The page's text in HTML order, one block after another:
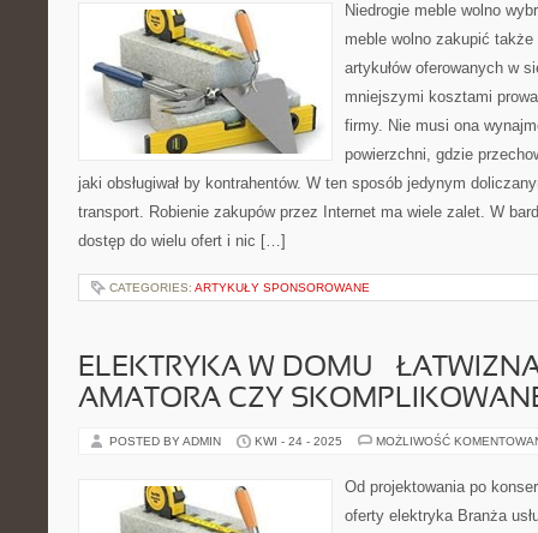
Niedrogie meble wolno
meble wolno zakupić
artykułów oferowanych w
mniejszymi kosztami
firmy. Nie musi ona
powierzchni, gdzie
jaki obsługiwał by kontrahentów. W ten sposób jedynym
transport. Robienie zakupów przez Internet ma wiele zalet. W
dostęp do wielu ofert i nic […]
CATEGORIES: ARTYKUŁY SPONSOROWANE
ELEKTRYKA W DOMU –
AMATORA CZY
POSTED BY ADMIN KWI - 24 - 2025 MOŻLIWOŚĆ
Od projektowania po
oferty elektryka Branża